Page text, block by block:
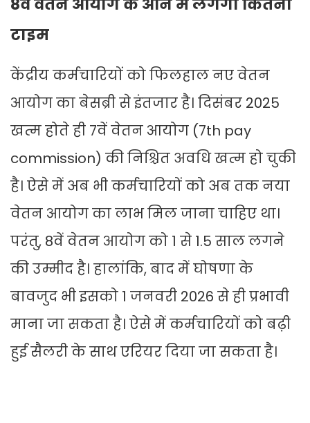
8वें वेतन आयोग के आने में लगेगा कितना
टाइम
केंद्रीय कर्मचारियों को फिलहाल नए वेतन
आयोग का बेसब्री से इंतजार है। दिसंबर 2025
खत्म होते ही 7वें वेतन आयोग (7th pay
commission) की निश्चित अवधि खत्म हो चुकी
है। ऐसे में अब भी कर्मचारियों को अब तक नया
वेतन आयोग का लाभ मिल जाना चाहिए था।
परंतु, 8वें वेतन आयोग को 1 से 1.5 साल लगने
की उम्मीद है। हालांकि, बाद में घोषणा के
बावजुद भी इसको 1 जनवरी 2026 से ही प्रभावी
माना जा सकता है। ऐसे में कर्मचारियों को बढ़ी
हुई सैलरी के साथ एरियर दिया जा सकता है।